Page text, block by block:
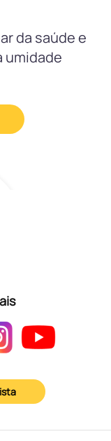
da saúde e
umidade